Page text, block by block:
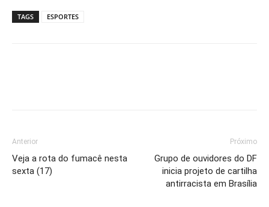
TAGS ESPORTES
Anterior
Veja a rota do fumacê nesta
sexta (17)
Próximo
Grupo de ouvidores do DF
inicia projeto de cartilha
antirracista em Brasília